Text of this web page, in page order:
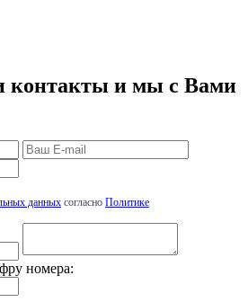
контакты и мы с Вами
данных согласно Политике
номера: